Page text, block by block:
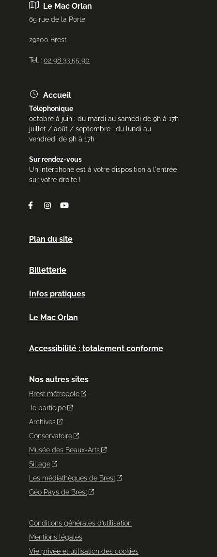
Le Mac Orlan
65 rue de la Porte
29200 Brest
Tel. : 02 98 33 55 90
Accueil
Téléphonique
octobre à juin : du mardi au samedi de 9h à 17h
juillet / août / septembre : du lundi au
vendredi de 9h à 17h
Sur rendez-vous
Un interphone est à votre disposition à l'entrée
sur votre droite !
Facebook
InstagramYoutube
Plan du site
Billetterie
Infos pratiques
Le Mac Orlan
Accessibilité : totalement conforme
Nos autres sites
Brest métropole
Je participe
Archives
Conservatoire
Musée des Beaux-Arts
Sillage
Les médiathèques de Brest
Géo Pays de Brest
Conditions générales d’utilisation
Mentions légales
Vie privée et utilisation des cookies